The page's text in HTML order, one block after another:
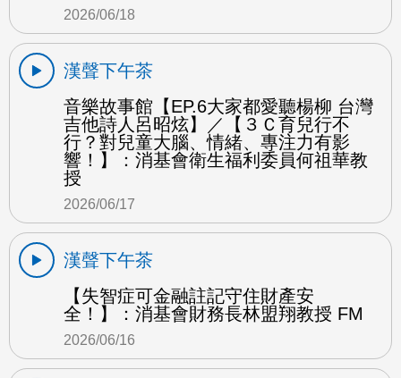
2026/06/18
漢聲下午茶
音樂故事館【EP.6大家都愛聽楊柳 台灣
吉他詩人呂昭炫】／【３Ｃ育兒行不
行？對兒童大腦、情緒、專注力有影
響！】：消基會衛生福利委員何祖華教
授
2026/06/17
漢聲下午茶
【失智症可金融註記守住財產安
全！】：消基會財務長林盟翔教授 FM
2026/06/16